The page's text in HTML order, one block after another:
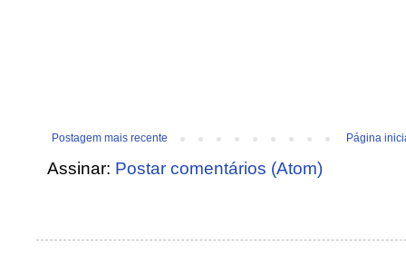
Postagem mais recente Página
Assinar: Postar comentários (Atom)